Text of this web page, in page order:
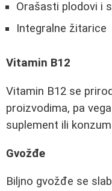
Orašasti plodovi i
Integralne žitarice
Vitamin B12
Vitamin B12 se
proizvodima, pa
suplement ili
Gvožđe
Biljno gvožđe se